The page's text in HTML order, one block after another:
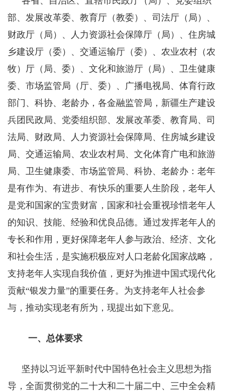
部、发展改革委、教育厅（教委）、司法厅（局）、
财政厅（局）、人力资源社会保障厅（局）、住房城
乡建设厅（委）、交通运输厅（委）、农业农村（农
牧）厅（局、委）、文化和旅游厅（局）、卫生健康
委、市场监管局（厅、委）、广播电视局、体育行政
部门、科协、老龄办，各金融监管局，新疆生产建设
兵团民政局、党委组织部、发展改革委、教育局、司
法局、财政局、人力资源社会保障局、住房城乡建设
局、交通运输局、农业农村局、文化体育广电和旅游
局、卫生健康委、市场监管局、科协、老龄办：老年
是有作为、有进步、有快乐的重要人生阶段，老年人
是党和国家的宝贵财富，国家和社会重视珍惜老年人
的知识、技能、经验和优良品德。通过发挥老年人的
专长和作用，更好保障老年人参与政治、经济、文化
和社会生活，是实施积极应对人口老龄化国家战略，
支持老年人实现自我价值，更好为推进中国式现代化
贡献“银发力量”的重要任务。为支持老年人社会参
与，推动实现老有所为，现提出如下意见。
一、 总体要求
坚持以习近平新时代中国特色社会主义思想为指
导，全面贯彻党的二十大和二十届二中、三中全会精